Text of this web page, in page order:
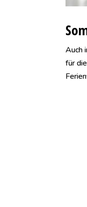
Auch
für